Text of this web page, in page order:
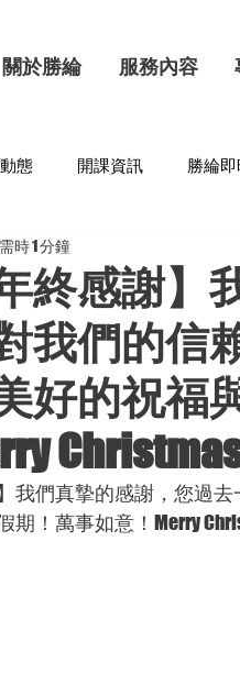
關於勝綸 服務內容
態 開課資訊 勝綸
終感謝
我們的信
好的祝福
時 1 分鐘
我們真摯的感謝，您過
！萬事如意！Merry